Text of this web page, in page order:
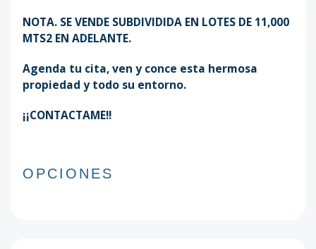
NOTA. SE VENDE SUBDIVIDIDA EN LOTES DE 11,000
MTS2 EN ADELANTE.
Agenda tu cita, ven y conce esta hermosa
propiedad y todo su entorno.
¡¡CONTACTAME!!
OPCIONES